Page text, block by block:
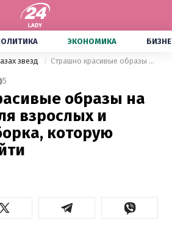
ЭКОНОМИКА
звезд Страшно красивые образы на Хэллоуин для взрослых и детей: подборка, которую нельзя обойти
5
образы на
взрослых и
которую